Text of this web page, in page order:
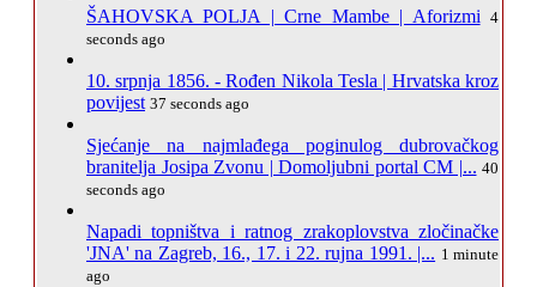
ŠAHOVSKA POLJA | Crne Mambe | Aforizmi 4
seconds ago
10. srpnja 1856. - Rođen Nikola Tesla | Hrvatska kroz
povijest 37 seconds ago
Sjećanje na najmlađega poginulog dubrovačkog
branitelja Josipa Zvonu | Domoljubni portal CM |... 40
seconds ago
Napadi topništva i ratnog zrakoplovstva zločinačke
'JNA' na Zagreb, 16., 17. i 22. rujna 1991. |... 1 minute
ago